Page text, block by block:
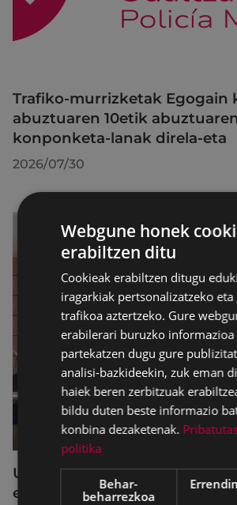
Trafiko-murrizketak Egogain
abuztuaren 10etik
konponketa-lanak direla-eta
2026/07/30
Udalbatzak 2026ko
egindako bilkuran hartutako
Webgune honek
erabiltzen ditu
Cookieak erabiltzen ditugu
iragarkiak pertsonalizatzeko eta
trafikoa aztertzeko. Gure
erabilerari buruzko informazioa
partekatzen dugu gure
analisi-bazkideekin, zuk eman
haiek beren zerbitzuak
bildu duten beste informazio
konbina dezaketenak.
politika
Behar-
beharrezkoa